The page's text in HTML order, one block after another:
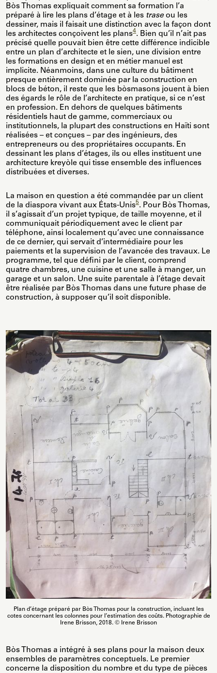
Bòs Thomas expliquait comment sa formation l’a
préparé à lire les plans d’étage et à les traseou les
dessiner, mais il faisait une distinction avec la façon dont
les architectes conçoivent les plans4. Bien qu’il n’ait pas
précisé quelle pouvait bien être cette différence indicible
entre un plan d’architecte et le sien, une division entre
les formations en design et en métier manuel est
implicite. Néanmoins, dans une culture du bâtiment
presque entièrement dominée par la construction en
blocs de béton, il reste que les bòsmasons jouent à bien
des égards le rôle de l’architecte en pratique, si ce n’est
en profession. En dehors de quelques bâtiments
résidentiels haut de gamme, commerciaux ou
institutionnels, la plupart des constructions en Haïti sont
réalisées – et conçues – par des ingénieurs, des
entrepreneurs ou des propriétaires occupants. En
dessinant les plans d’étages, ils ou elles instituent une
architecture kreyòle qui tisse ensemble des influences
distribuées et diverses.
La maison en question a été commandée par un client
de la diaspora vivant aux États-Unis5. Pour Bòs Thomas,
il s’agissait d’un projet typique, de taille moyenne, et il
communiquait périodiquement avec le client par
téléphone, ainsi localement qu’avec une connaissance
de ce dernier, qui servait d’intermédiaire pour les
paiements et la supervision de l’avancée des travaux. Le
programme, tel que défini par le client, comprend
quatre chambres, une cuisine et une salle à manger, un
garage et un salon. Une suite parentale à l’étage devait
être réalisée par Bòs Thomas dans une future phase de
construction, à supposer qu’il soit disponible.
Plan d’étage préparé par Bòs Thomas pour la construction, incluant les
cotes concernant les colonnes pour l’estimation des coûts. Photographie de
Irene Brisson, 2018. © Irene Brisson
Bòs Thomas a intégré à ses plans pour la maison deux
ensembles de paramètres conceptuels. Le premier
concerne la disposition du nombre et du type de pièces